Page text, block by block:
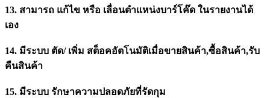
13. สามารถ แก้ไข หรือ เลื่อนตำแหน่งบาร์โค๊ด ในรายงานได้
เอง
14. มีระบบ ตัด/ เพิ่ม สต็อคอัตโนมัติเมื่อขายสินค้า,ซื้อสินค้า,รับ
คืนสินค้า
15. มีระบบ รักษาความปลอดภัยที่รัดกุม